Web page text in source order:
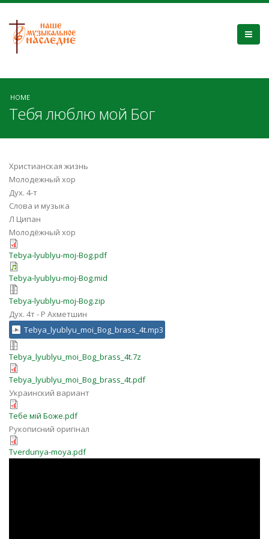
HOME
Тебя люблю мой Бог
Христианская жизнь
Молодежный хор
Дух. 4-т
Слова и музыка
Л Ципан
Молодёжный хор
Tebya-lyublyu-moj-Bog.pdf
Tebya-lyublyu-moj-Bog.mid
Tebya-lyublyu-moj-Bog.zip
Дух. 4т - Р Ахметшин
Tebya_lyublyu_moi_Bog_brass_4t.mp3
Tebya_lyublyu_moi_Bog_brass_4t.7z
Tebya_lyublyu_moi_Bog_brass_4t.pdf
Украинский вариант
Тебе мій Боже.pdf
Рукописний оригінал
Tverdunya-moya.pdf